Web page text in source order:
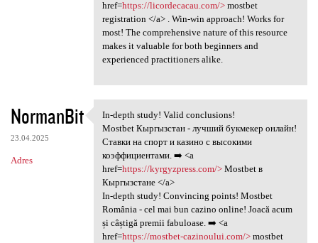
href=https://licordecacau.com/>mostbet
registration </a> . Win-win approach! Works for
most! The comprehensive nature of this resource
makes it valuable for both beginners and
experienced practitioners alike.
NormanBit
23.04.2025
Adres
In-depth study! Valid
In-depth study! Valid conclusions!
Mostbet Кыргызстан - лучший букмекер онлайн!
Ставки на спорт и казино с высокими
коэффициентами. ➡️ <a
href=https://kyrgyzpress.com/>Mostbet в
Кыргызстане </a>
In-depth study! Convincing points! Mostbet
România - cel mai bun cazino online! Joacă acum
și câștigă premii fabuloase. ➡️ <a
href=https://mostbet-cazinoului.com/>mostbet